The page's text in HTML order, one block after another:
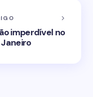
imperdível no